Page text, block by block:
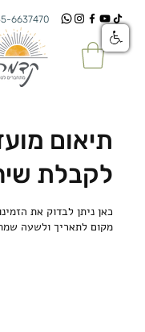
6637470
תיאום
לקבלת
כאן ניתן לבדוק את
מקום לתאריך ולשעה